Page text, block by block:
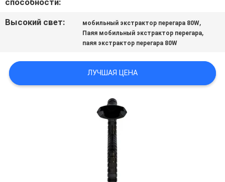
POLICY
способности:
Высокий свет: мобильный экстрактор перегара 80W,
Паяя мобильный экстрактор перегара,
паяя экстрактор перегара 80W
ЛУЧШАЯ ЦЕНА